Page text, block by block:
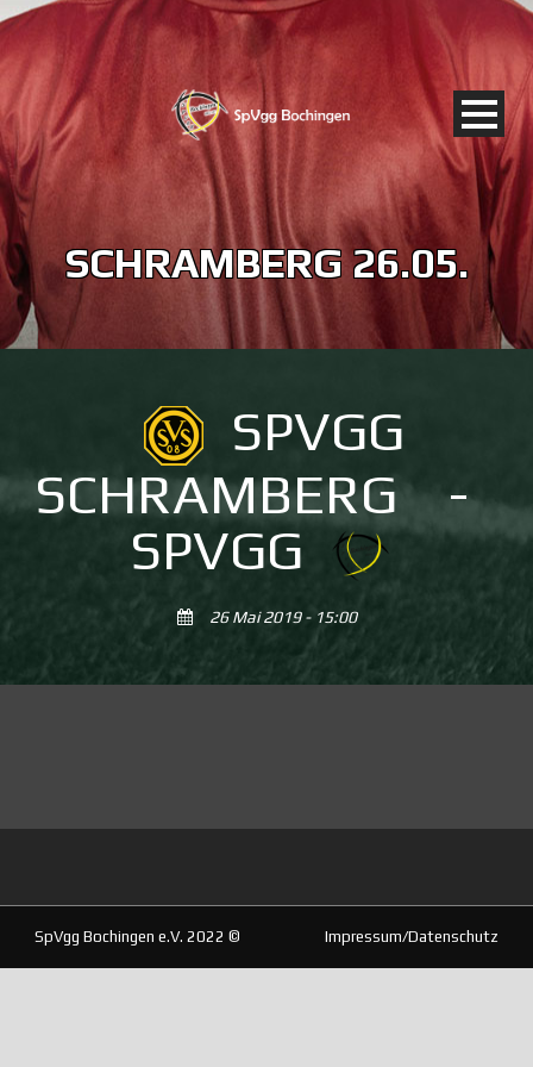
SCHRAMBERG 26.05.
SPVGG
SCHRAMBERG
-
SPVGG
26 Mai 2019 - 15:00
SpVgg Bochingen e.V. 2022 © Impressum/Datenschutz